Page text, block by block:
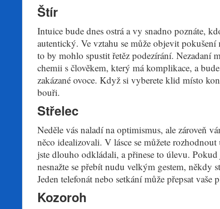
Štír
Intuice bude dnes ostrá a vy snadno poznáte,
autentický. Ve vztahu se může objevit pokušení
to by mohlo spustit řetěz podezírání. Nezadaní
chemii s člověkem, který má komplikace, a
zakázané ovoce. Když si vyberete klid místo
bouři.
Střelec
Neděle vás naladí na optimismus, ale zároveň
něco idealizovali. V lásce se můžete
jste dlouho odkládali, a přinese to úlevu. Pokud
nesnažte se přebít nudu velkým gestem, někdy
Jeden telefonát nebo setkání může přepsat vaše
Kozoroh